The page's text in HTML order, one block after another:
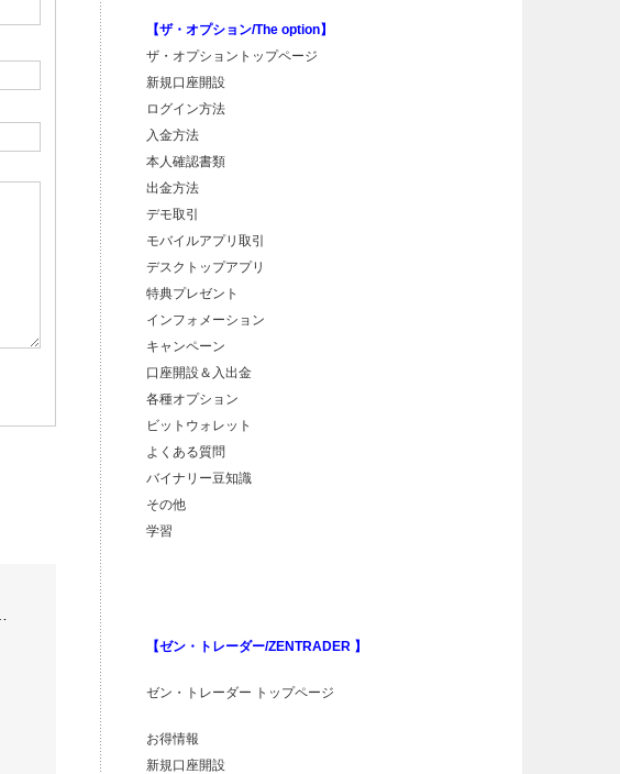
【ザ・オプション/The option】
ザ・オプショントップページ
新規口座開設
ログイン方法
入金方法
本人確認書類
出金方法
デモ取引
モバイルアプリ取引
デスクトップアプリ
特典プレゼント
インフォメーション
キャンペーン
口座開設＆入出金
各種オプション
ビットウォレット
よくある質問
バイナリー豆知識
その他
学習
【ゼン・トレーダー/ZENTRADER 】
ゼン・トレーダー トップページ
お得情報
新規口座開設